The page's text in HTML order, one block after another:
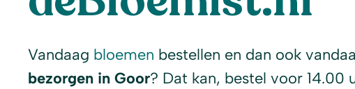
Vandaag bloemen bestellen en dan ook
bezorgen in Goor? Dat kan, bestel voor 14.00